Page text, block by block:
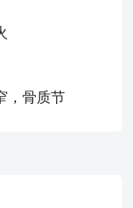
，骨质节